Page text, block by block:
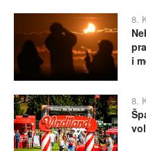
8.
i
8.